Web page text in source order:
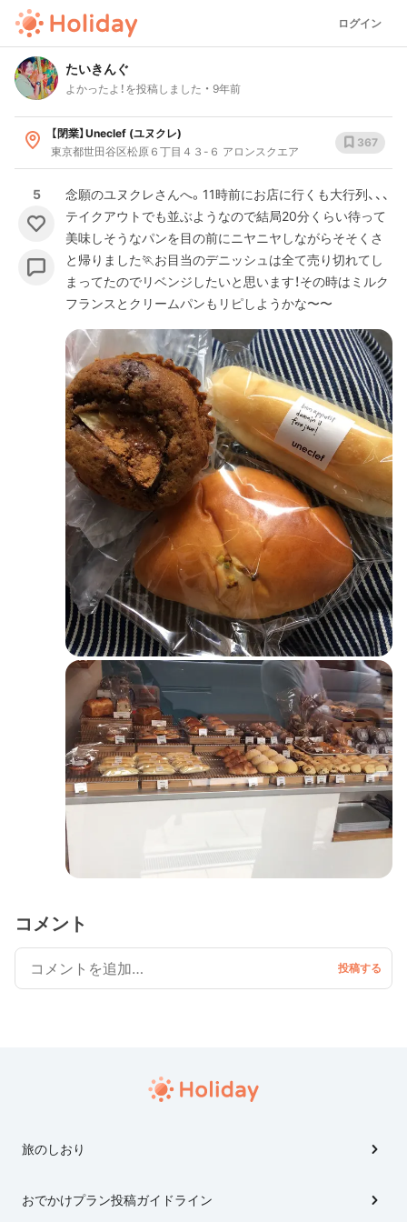
ログイン
たいきんぐ
よかったよ！を投稿しました 9年前
【閉業】Uneclef (ユヌクレ)
東京都世田谷区松原６丁目４３-６ アロンスクエア
367
5
念願のユヌクレさんへ。11時前にお店に行くも大行列、、、
テイクアウトでも並ぶようなので結局20分くらい待って
美味しそうなパンを目の前にニヤニヤしながらそそくさ
と帰りました🏃お目当のデニッシュは全て売り切れてし
まってたのでリベンジしたいと思います！その時はミルク
フランスとクリームパンもリピしようかな〜〜
コメント
旅のしおり
おでかけプラン投稿ガイドライン